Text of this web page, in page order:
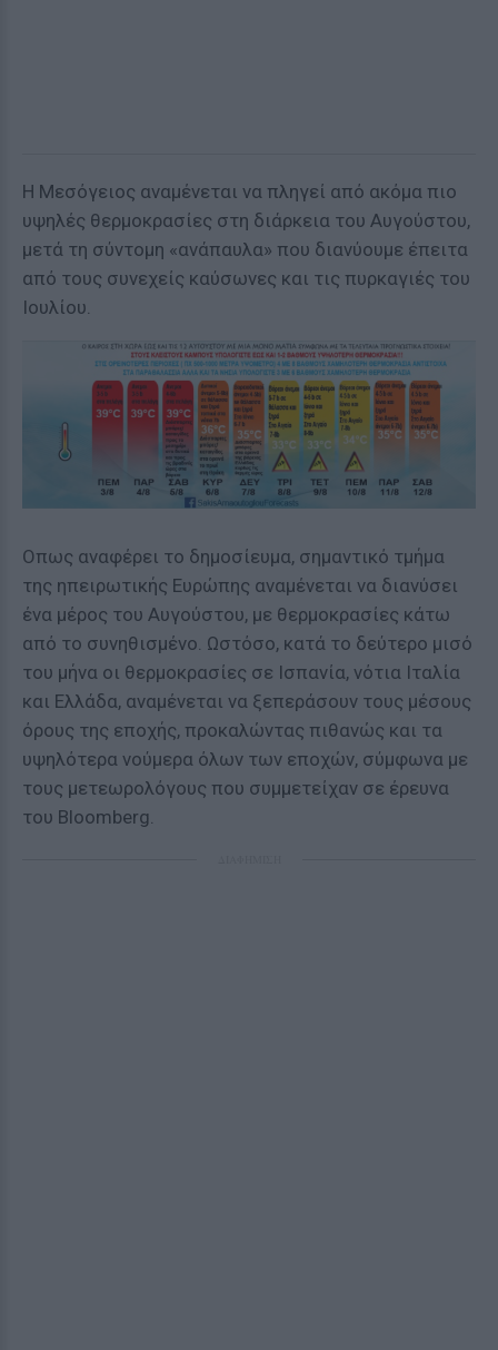
Η Μεσόγειος αναμένεται να πληγεί από ακόμα πιο
υψηλές θερμοκρασίες στη διάρκεια του Αυγούστου,
μετά τη σύντομη «ανάπαυλα» που διανύουμε έπειτα
από τους συνεχείς καύσωνες και τις πυρκαγιές του
Ιουλίου.
Οπως αναφέρει το δημοσίευμα, σημαντικό τμήμα
της ηπειρωτικής Ευρώπης αναμένεται να διανύσει
ένα μέρος του Αυγούστου, με θερμοκρασίες κάτω
από το συνηθισμένο. Ωστόσο, κατά το δεύτερο μισό
του μήνα οι θερμοκρασίες σε Ισπανία, νότια Ιταλία
και Ελλάδα, αναμένεται να ξεπεράσουν τους μέσους
όρους της εποχής, προκαλώντας πιθανώς και τα
υψηλότερα νούμερα όλων των εποχών, σύμφωνα με
τους μετεωρολόγους που συμμετείχαν σε έρευνα
του Bloomberg.